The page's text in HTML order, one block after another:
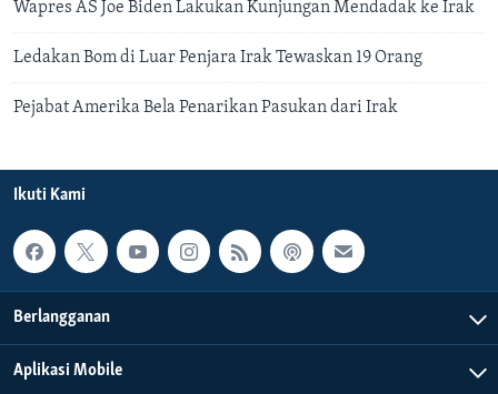
Wapres AS Joe Biden Lakukan Kunjungan Mendadak ke Irak
Ledakan Bom di Luar Penjara Irak Tewaskan 19 Orang
Pejabat Amerika Bela Penarikan Pasukan dari Irak
Ikuti Kami
Berlangganan
Aplikasi Mobile